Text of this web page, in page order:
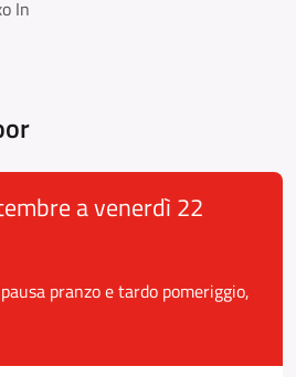
In
a venerdì 22
pranzo e tardo pomeriggio,